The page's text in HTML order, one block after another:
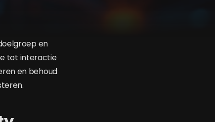
en
tot interactie
en behoud